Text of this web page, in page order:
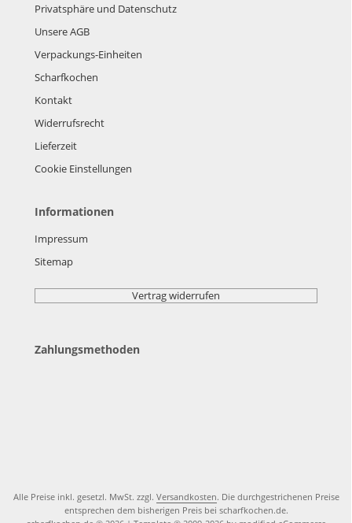
Privatsphäre und Datenschutz
Unsere AGB
Verpackungs-Einheiten
Scharfkochen
Kontakt
Widerrufsrecht
Lieferzeit
Cookie Einstellungen
Informationen
Impressum
Sitemap
Vertrag widerrufen
Zahlungsmethoden
Alle Preise inkl. gesetzl. MwSt. zzgl. Versandkosten. Die durchgestrichenen Preise
entsprechen dem bisherigen Preis bei scharfkochen.de.